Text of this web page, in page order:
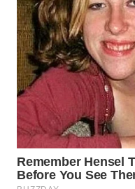
WN
SEMARANG
WN
SOLO
WN
BOROBUDUR
WN
MADURA